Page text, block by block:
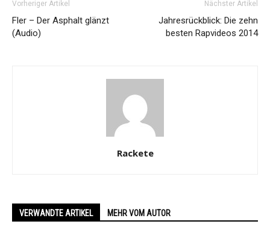
Vorheriger Artikel
Fler – Der Asphalt glänzt
(Audio)
Nächster Artikel
Jahresrückblick: Die zehn
besten Rapvideos 2014
Rackete
VERWANDTE ARTIKEL MEHR VOM AUTOR